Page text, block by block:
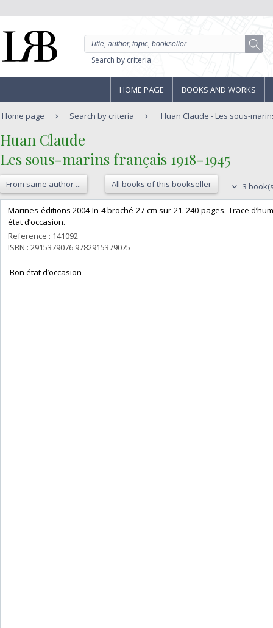
Search by criteria
HOME PAGE BOOKS AND WORKS
Home page Search by criteria Huan Claude - Les sous-
‎Huan Claude‎
‎Les sous-marins français 1918-1945‎
From same author ... All books of this bookseller 3
‎Marines éditions 2004 In-4 broché 27 cm sur 21. 240 pages. Trace
état d’occasion.‎
Reference : 141092
ISBN : 2915379076 9782915379075
‎ Bon état d’occasion ‎